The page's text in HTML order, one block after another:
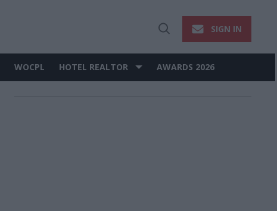
Open
SIGN IN
WOCPL HOTEL REALTOR AWARDS 2026